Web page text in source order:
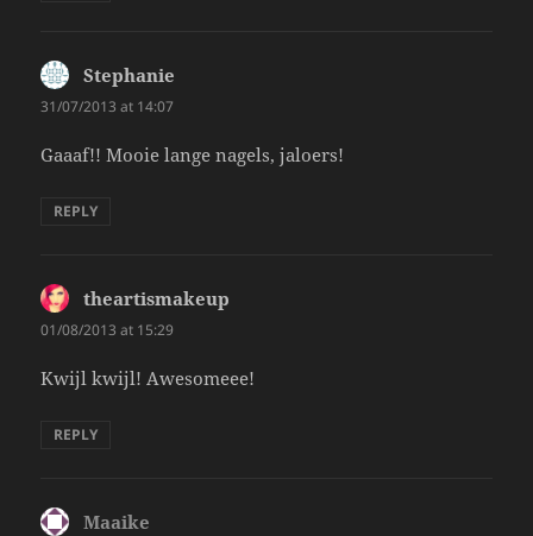
Stephanie
31/07/2013 at 14:07
Gaaaf!! Mooie lange nagels, jaloers!
REPLY
theartismakeup
01/08/2013 at 15:29
Kwijl kwijl! Awesomeee!
REPLY
Maaike